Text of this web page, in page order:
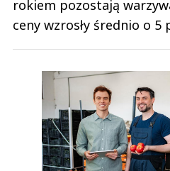
rokiem pozostają
ceny wzrosły średnio o 5